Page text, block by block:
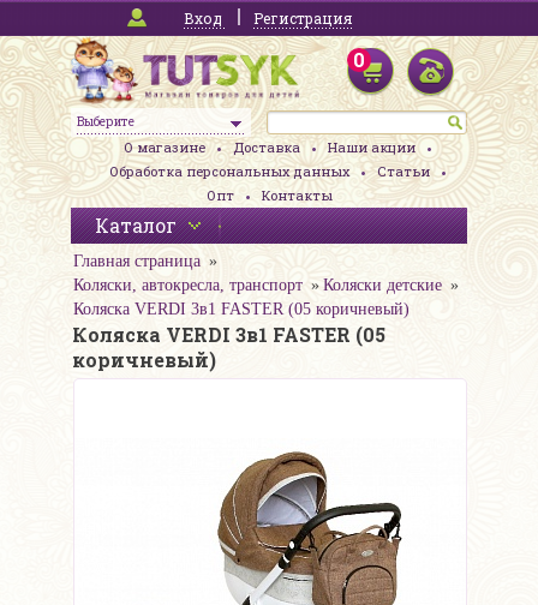
Вход Регистрация
Выберите
0
О магазине Доставка
Наши акции
Обработка персональных данных
Статьи
Опт
Контакты
Каталог
Главная страница
Коляски, автокресла, транспорт
Коляски детские
Коляска VERDI 3в1 FASTER (05 коричневый)
Коляска VERDI 3в1 FASTER (05
коричневый)